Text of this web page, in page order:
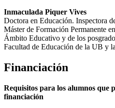
Inmaculada Piquer Vives
Doctora en Educación. Inspectora
Máster de Formación Permanente
Ámbito Educativo y de los
Facultad de Educación de la UB y
Financiación
Requisitos para los alumnos que
financiación